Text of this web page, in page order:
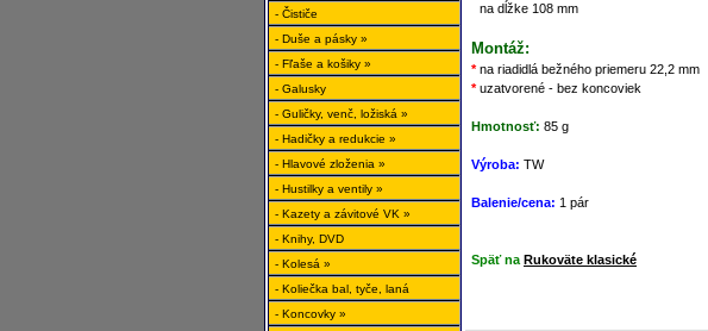
- Čističe
- Duše a pásky »
- Fľaše a košiky »
- Galusky
- Guličky, venč, ložiská »
- Hadičky a redukcie »
- Hlavové zloženia »
- Hustilky a ventily »
- Kazety a závitové VK »
- Knihy, DVD
- Kolesá »
- Koliečka bal, tyče, laná
- Koncovky »
na dĺžke 108 mm
Montáž:
*na riadidlá bežného priemeru 22,2 mm
*uzatvorené - bez koncoviek
Hmotnosť: 85 g
Výroba: TW
Balenie/cena: 1 pár
Späť na Rukoväte klasické